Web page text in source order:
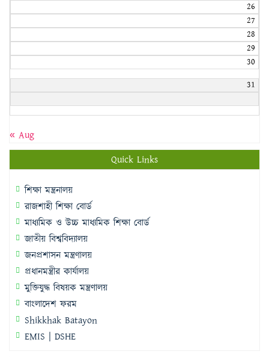
26
27
28
29
30
31
« Aug
Quick Links
শিক্ষা মন্ত্রনালয়
রাজশাহী শিক্ষা বোর্ড
মাধ্যমিক ও উচ্চ মাধ্যমিক শিক্ষা বোর্ড
জাতীয় বিশ্ববিদ্যালয়
জনপ্রশাসন মন্ত্রণালয়
প্রধানমন্ত্রীর কার্যালয়
মুক্তিযুদ্ধ বিষয়ক মন্ত্রণালয়
বাংলাদেশ ফরম
Shikkhak Batayon
EMIS | DSHE